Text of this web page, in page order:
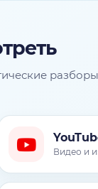
Видео и